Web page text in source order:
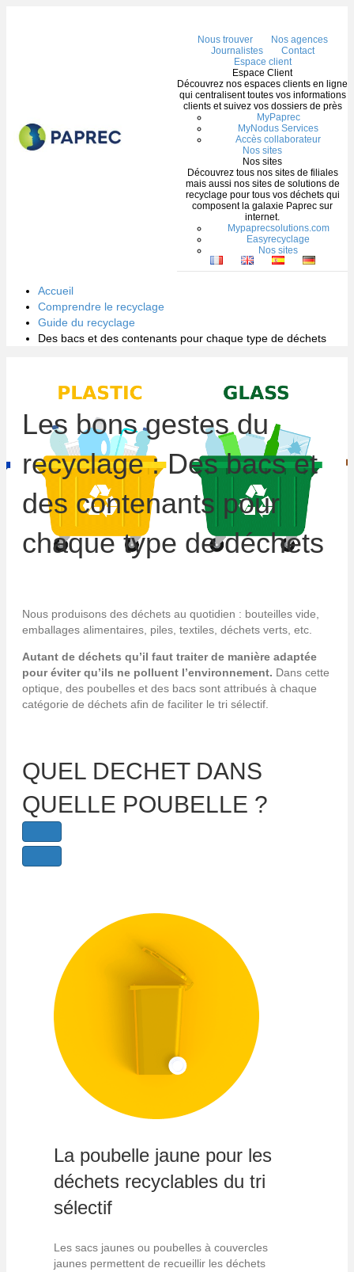
Nous trouver
Nos agences
Journalistes
Contact
Espace client
Espace Client
Découvrez nos espaces clients en ligne
qui centralisent toutes vos informations
clients et suivez vos dossiers de près
MyPaprec
MyNodus Services
Accès collaborateur
Nos sites
Nos sites
Découvrez tous nos sites de filiales
mais aussi nos sites de solutions de
recyclage pour tous vos déchets qui
composent la galaxie Paprec sur
internet.
Mypaprecsolutions.com
Easyrecyclage
Nos sites
Accueil
Comprendre le recyclage
Guide du recyclage
Des bacs et des contenants pour chaque type de déchets
Les bons gestes du
recyclage : Des bacs et
des contenants pour
chaque type de déchets
Nous produisons des déchets au quotidien : bouteilles vide,
emballages alimentaires, piles, textiles, déchets verts, etc.
Autant de déchets qu’il faut traiter de manière adaptée
pour éviter qu’ils ne polluent l’environnement. Dans cette
optique, des poubelles et des bacs sont attribués à chaque
catégorie de déchets afin de faciliter le tri sélectif.
QUEL DECHET DANS
QUELLE POUBELLE ?
La poubelle jaune pour les
déchets recyclables du tri
sélectif
Les sacs jaunes ou poubelles à couvercles
jaunes permettent de recueillir les déchets